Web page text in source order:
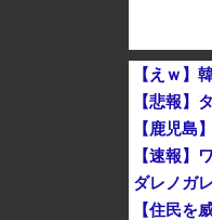
【悲報】
【鹿児島
【速報】
ダレノガ
【住民を